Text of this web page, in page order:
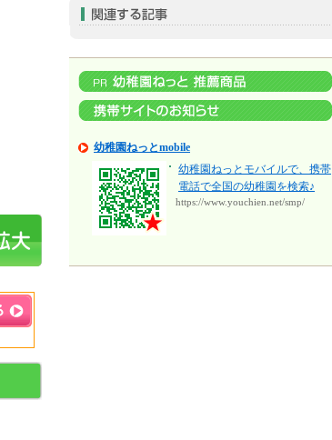
幼稚園ねっとmobile
幼稚園ねっとモバイルで、携帯
電話で全国の幼稚園を検索♪
https://www.youchien.net/smp/